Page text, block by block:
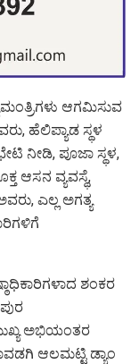
ಆಗಮಿಸುವ
ಹೆಲಿಪ್ಯಾಡ ಸ್ಥಳ
ನೀಡಿ, ಪೂಜಾ ಸ್ಥಳ,
ಆಸನ ವ್ಯವಸ್ಥೆ,
ಎಲ್ಲ ಅಗತ್ಯ
ಶಂಕರ
ಅಭಿಯಂತರ
ಆಲಮಟ್ಟಿ ಡ್ಯಾಂ